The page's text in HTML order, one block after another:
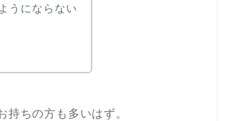
うにならない
ちの方も多いはず。